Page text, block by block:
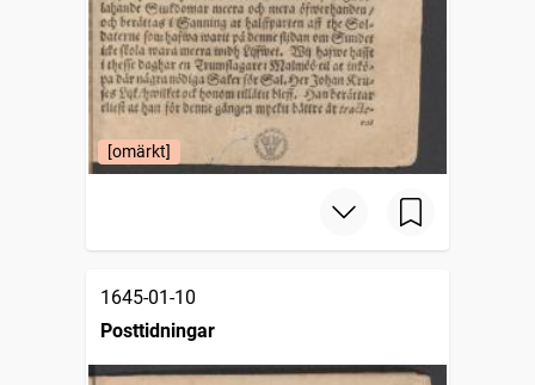
[omärkt]
1645-01-10
Posttidningar